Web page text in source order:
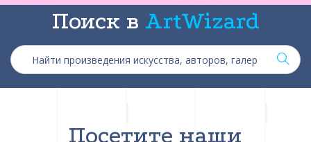
Поиск в ArtWizard
Посетите наши